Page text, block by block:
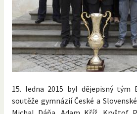
15. ledna 2015 byl dějepisný tým
soutěže gymnázií České a